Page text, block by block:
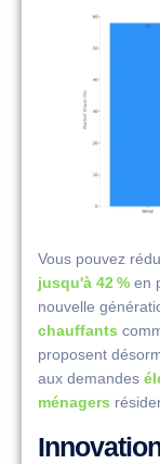
Vous pouvez
jusqu'à 42 % en
nouvelle
chauffants
proposent
aux demandes
ménagers